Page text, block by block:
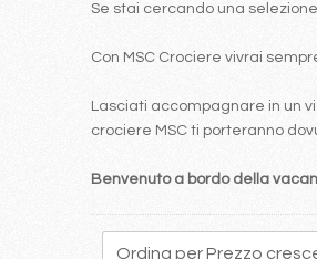
Se stai cercando una
Con MSC Crociere vivrai
Lasciati accompagnare in un
crociere MSC ti porteranno
Benvenuto a bordo della
249 250 251